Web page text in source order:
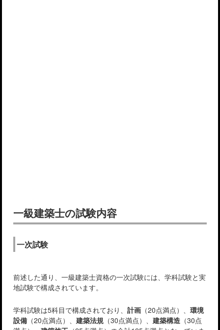
一級建築士の試験内容
一次試験
前述した通り、一級建築士資格の一次試験には、学科試験と実
地試験で構成されています。
学科試験は5科目で構成されており、計画 （20点満点）、環境
設備 （20点満点）、建築法規 （30点満点）、建築構造 （30点